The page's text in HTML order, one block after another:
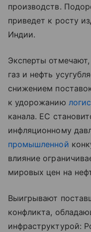
производств.
приведет к росту
Индии.
Эксперты
газ и нефть
снижением
к удорожанию
канала. ЕС
инфляционному
промышленной
влияние
мировых цен на
Выигрывают
конфликта,
инфраструктурой: